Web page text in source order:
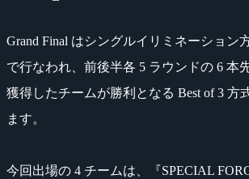
Grand Final はシングルイリミネーション
で行なわれ、前後半各 5 ラウンドの 6 本
獲得したチームが勝利となる Best of 3 方
ます。
今回出場の 4 チームは、『SPECIAL